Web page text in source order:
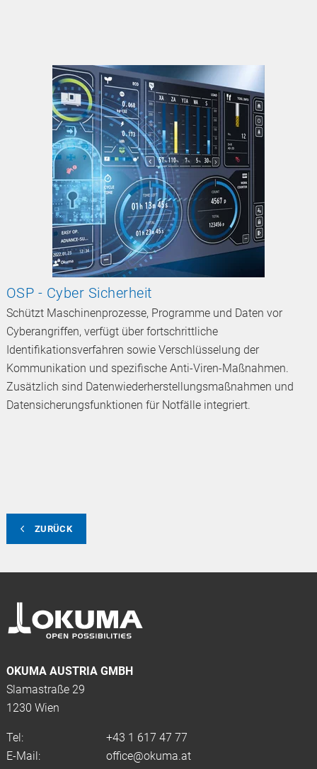
OSP - Cyber Sicherheit
Schützt Maschinenprozesse, Programme und Daten vor
Cyberangriffen, verfügt über fortschrittliche
Identifikationsverfahren sowie Verschlüsselung der
Kommunikation und spezifische Anti-Viren-Maßnahmen.
Zusätzlich sind Datenwiederherstellungsmaßnahmen und
Datensicherungsfunktionen für Notfälle integriert.
ZURÜCK
OKUMA AUSTRIA GMBH
Slamastraße 29
1230 Wien
Tel:
+43 1 617 47 77
E-Mail:
office@okuma.at